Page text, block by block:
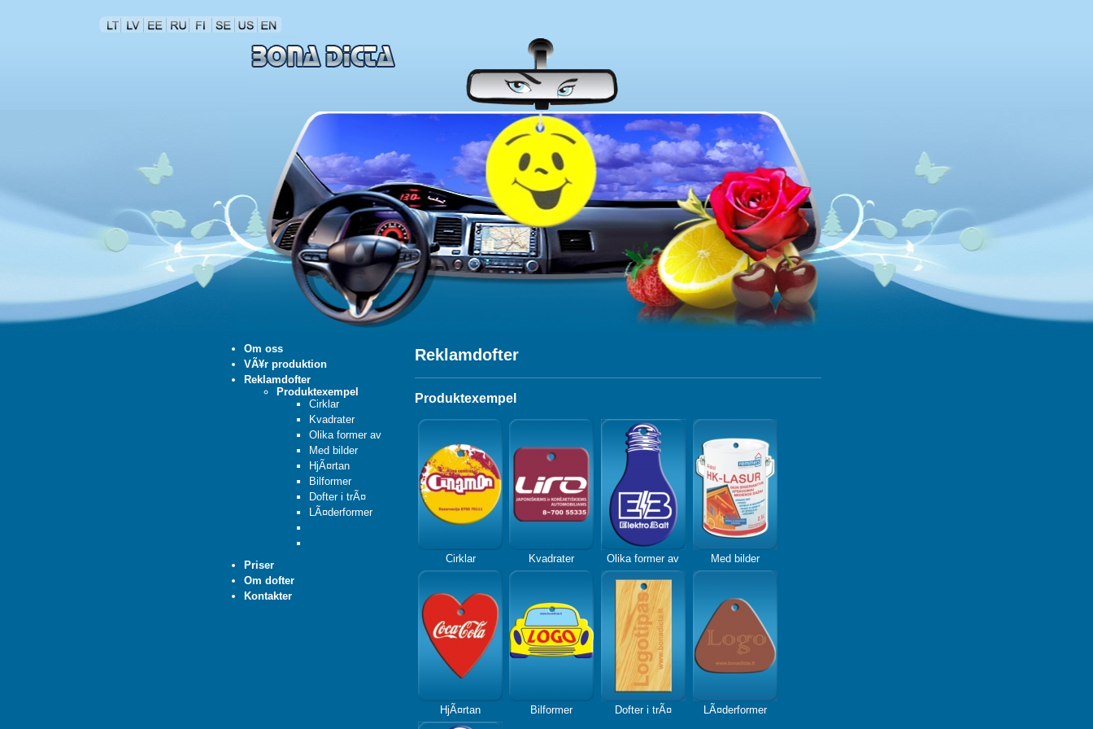
Om oss
VÃ¥r produktion
Reklamdofter
Produktexempel
Cirklar
Kvadrater
Olika former av
Med bilder
HjÃ¤rtan
Bilformer
Dofter i trÃ¤
LÃ¤derformer
Priser
Om dofter
Kontakter
Reklamdofter
Produktexempel
Cirklar Kvadrater Olika former av Med bilder
HjÃ¤rtan Bilformer Dofter i trÃ¤ LÃ¤derformer